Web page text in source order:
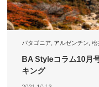
パタゴニア, アルゼンチン, 松
BA Styleコラム10月
キング